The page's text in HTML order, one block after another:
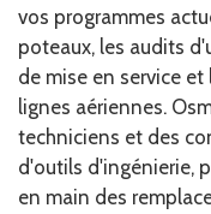
vos programmes
poteaux, les audits
de mise en service
lignes aériennes.
techniciens et des
d'outils d'ingénierie,
en main des